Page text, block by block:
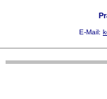
E-Mail: